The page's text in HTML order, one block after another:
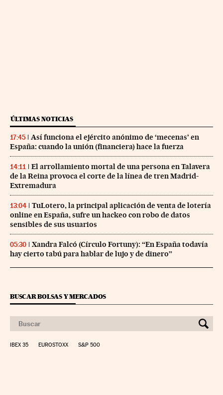
ÚLTIMAS NOTICIAS
17:45
Así funciona el ejército anónimo de ‘mecenas’ en
España: cuando la unión (financiera) hace la fuerza
14:11
El arrollamiento mortal de una persona en Talavera
de la Reina provoca el corte de la línea de tren Madrid-
Extremadura
13:04
TuLotero, la principal aplicación de venta de lotería
online en España, sufre un hackeo con robo de datos
sensibles de sus usuarios
05:30
Xandra Falcó (Círculo Fortuny): “En España todavía
hay cierto tabú para hablar de lujo y de dinero”
BUSCAR BOLSAS Y MERCADOS
IBEX 35 EUROSTOXX S&P 500